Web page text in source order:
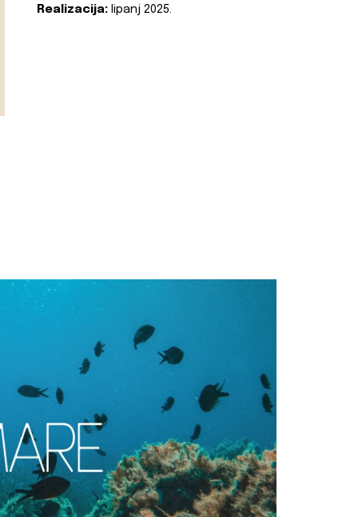
Realizacija: lipanj 2025.